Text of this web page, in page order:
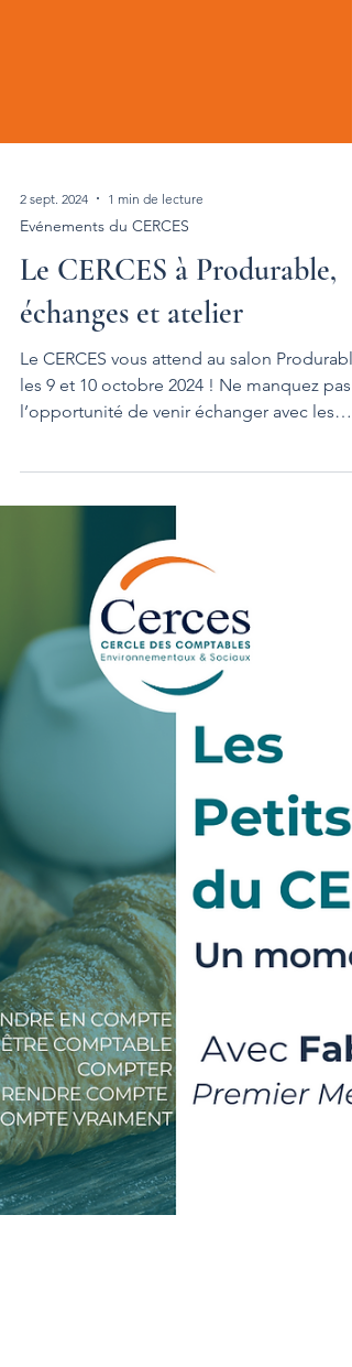
2 sept. 2024 1 min de lecture
Evénements du CERCES
Le CERCES à Produrable,
échanges et atelier
les 9 et 10 octobre 2024 ! Ne manquez pas
l’opportunité de venir échanger avec les
pionniers de...